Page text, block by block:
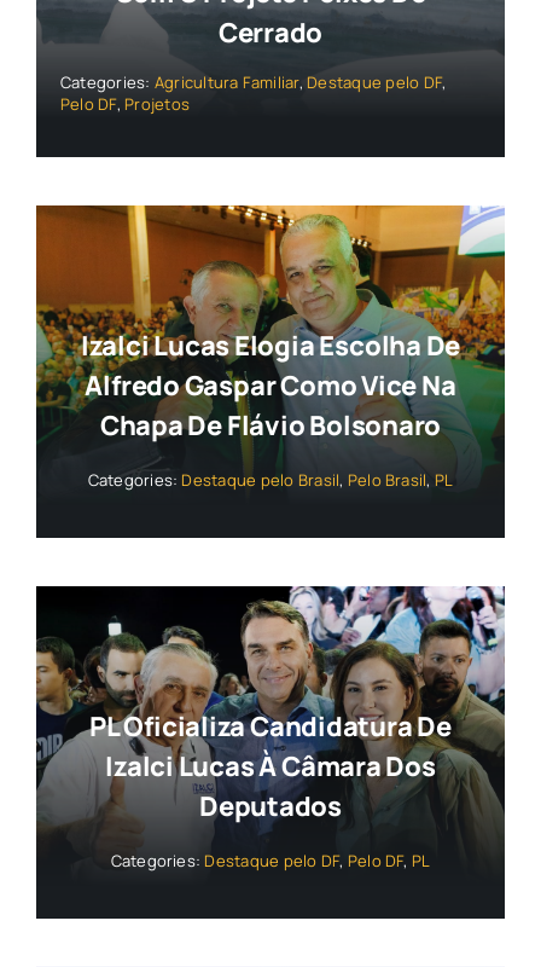
Cerrado
Categories: Agricultura Familiar,Destaque pelo DF,
Pelo DF, Projetos
Izalci Lucas Elogia Escolha De
Alfredo Gaspar Como Vice Na
Chapa De Flávio Bolsonaro
Categories: Destaque pelo Brasil, Pelo Brasil, PL
PL Oficializa Candidatura De
Izalci Lucas À Câmara Dos
Deputados
Categories: Destaque pelo DF, Pelo DF, PL